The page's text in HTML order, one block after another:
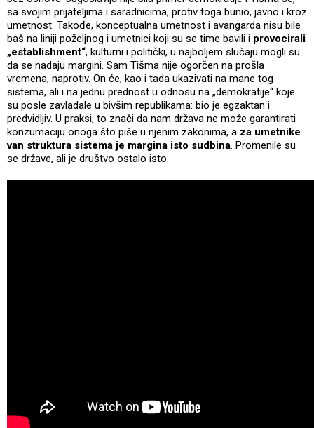
sa svojim prijateljima i saradnicima, protiv toga bunio, javno i kroz
umetnost. Takođe, konceptualna umetnost i avangarda nisu bile
baš na liniji poželjnog i umetnici koji su se time bavili i provocirali
„establishment“, kulturni i politički, u najboljem slučaju mogli su
da se nadaju margini. Sam Tišma nije ogorčen na prošla
vremena, naprotiv. On će, kao i tada ukazivati na mane tog
sistema, ali i na jednu prednost u odnosu na „demokratije“ koje
su posle zavladale u bivšim republikama: bio je egzaktan i
predvidljiv. U praksi, to znači da nam država ne može garantirati
konzumaciju onoga što piše u njenim zakonima, a za umetnike
van struktura sistema je margina isto sudbina. Promenile su
se države, ali je društvo ostalo isto.